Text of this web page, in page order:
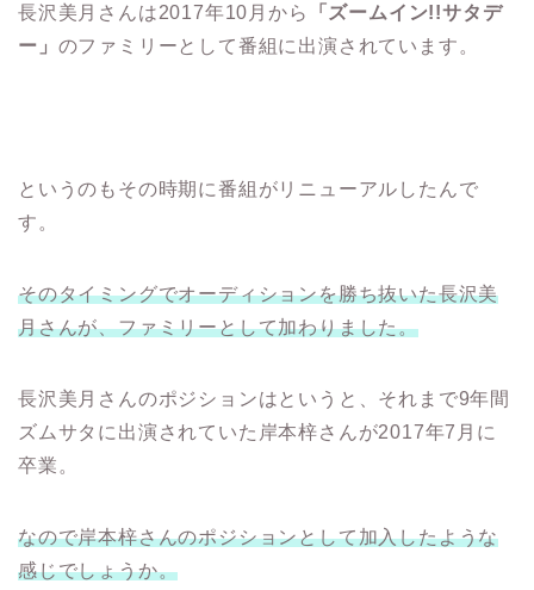
長沢美月さんは2017年10月から
「ズームイン!!サタデ
ー」 のファミリーとして番組に出演されています。
というのもその時期に番組がリニューアルしたんで
す。
そのタイミングでオーディションを勝ち抜いた長沢美
月さんが、ファミリーとして加わりました。
長沢美月さんのポジションはというと、それまで9年間
ズムサタに出演されていた岸本梓さんが2017年7月に
卒業。
なので岸本梓さんのポジションとして加入したような
感じでしょうか。